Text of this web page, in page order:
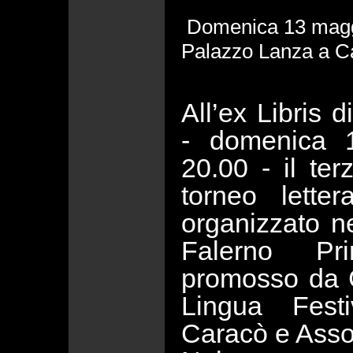
Domenica 13
Palazzo Lanza a
All’ex Libris
- domenica
20.00 - il
torneo
organizzato
Falerno
promosso da
Lingua
Caracò e